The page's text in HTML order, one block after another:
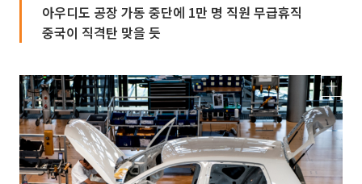
아우디도 공장 가동 중단에 1만 명 직원 무급휴직
중국이 직격탄 맞을 듯